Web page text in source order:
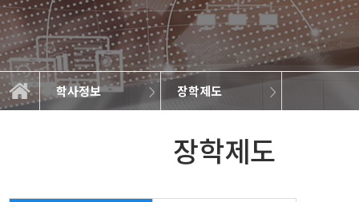
학사정보 장학제도
대학원소개
교육
학사정보
정보광장
학사일정
학사정보
장학제도
학위과정이수
대학원생권리장전
장학제도